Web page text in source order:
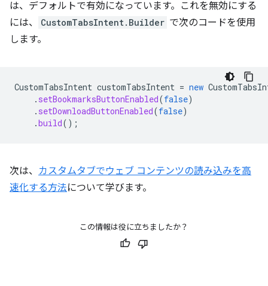
は、デフォルトで有効になっています。これを無効にする
には、
CustomTabsIntent.Builder で次のコードを使用
します。
CustomTabsIntent customTabsIntent = new
. setBookmarksButtonEnabled(false)
. setDownloadButtonEnabled(false)
.build();
次は、 カスタムタブでウェブ コンテンツの読み込みを高
速化する方法について学びます。
この情報は役に立ちましたか？